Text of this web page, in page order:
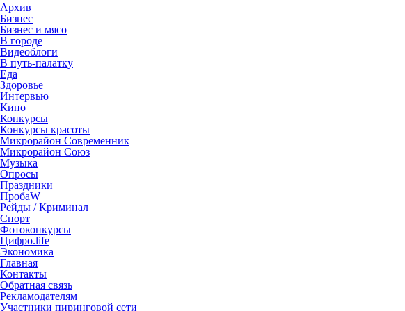
Архив
Бизнес
Бизнес и мясо
В городе
Видеоблоги
В путь-палатку
Еда
Здоровье
Интервью
Кино
Конкурсы
Конкурсы красоты
Микрорайон Современник
Микрорайон Союз
Музыка
Опросы
Праздники
ПробаW
Рейды / Криминал
Спорт
Фотоконкурсы
Цифро.life
Экономика
Главная
Контакты
Обратная связь
Рекламодателям
Участники пиринговой сети